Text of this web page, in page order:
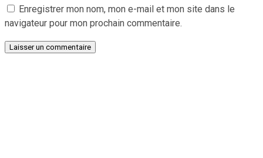
Enregistrer mon nom, mon e-mail et mon site dans le
navigateur pour mon prochain commentaire.